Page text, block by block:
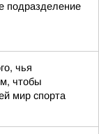
подразделение
чья
чтобы
мир спорта